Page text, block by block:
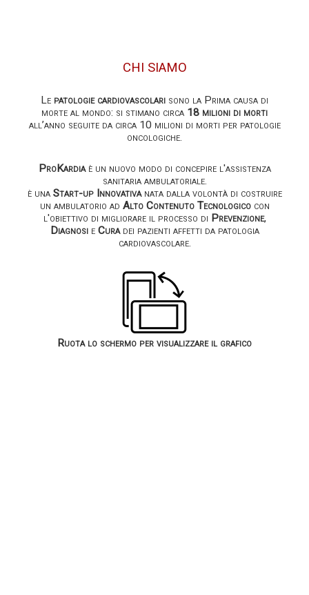
CHI SIAMO
Le patologie cardiovascolari sono la Prima causa di
morte al mondo: si stimano circa 18 milioni di morti
all’anno seguite da circa 10 milioni di morti per patologie
oncologiche.
ProKardiaè un nuovo modo di concepire l'assistenza
sanitaria ambulatoriale.
è una Start-up Innovativanata dalla volontà di costruire
un ambulatorio ad Alto Contenuto Tecnologicocon
l'obiettivo di migliorare il processo di Prevenzione,
Diagnosie Curadei pazienti affetti da patologia
cardiovascolare.
Ruota lo schermo per visualizzare il grafico